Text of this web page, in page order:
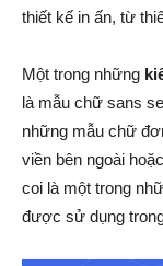
thiết kế in ấn, từ
Một trong những
là mẫu chữ sans
những mẫu chữ
viền bên ngoài
coi là một trong
được sử dụng